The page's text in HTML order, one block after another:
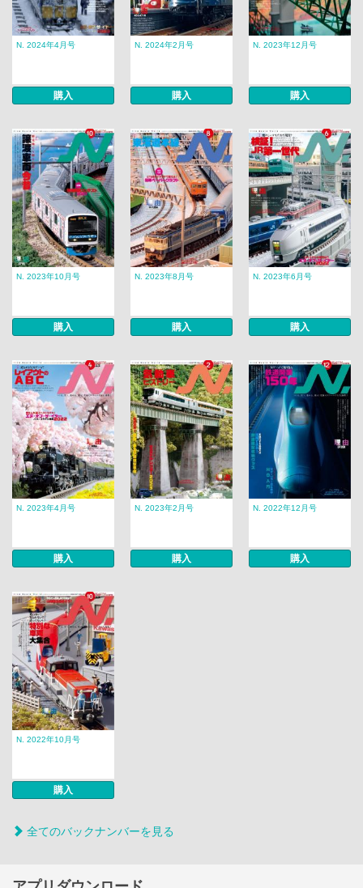
N. 2024年4月号
購入
N. 2024年2月号
購入
N. 2023年12月号
購入
N. 2023年10月号
購入
N. 2023年8月号
購入
N. 2023年6月号
購入
N. 2023年4月号
購入
N. 2023年2月号
購入
N. 2022年12月号
購入
N. 2022年10月号
購入
全てのバックナンバーを見る